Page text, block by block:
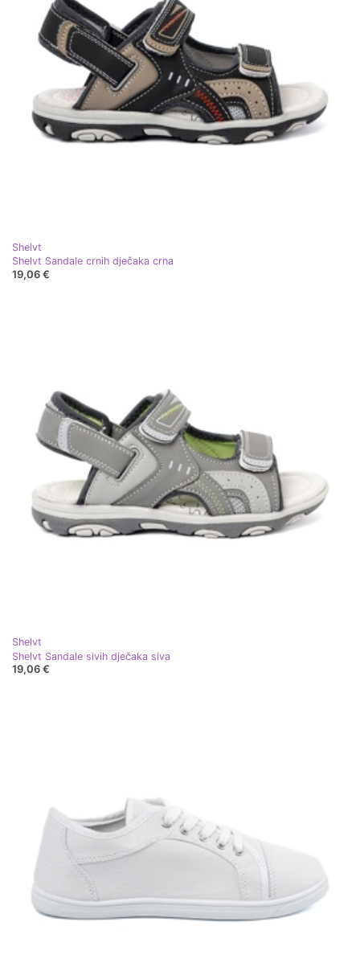
Shelvt
Shelvt Sandale crnih dječaka crna
19,06 €
Shelvt
Shelvt Sandale sivih dječaka siva
19,06 €